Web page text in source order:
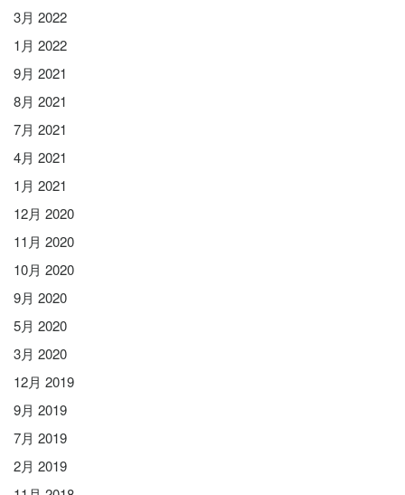
3月 2022
1月 2022
9月 2021
8月 2021
7月 2021
4月 2021
1月 2021
12月 2020
11月 2020
10月 2020
9月 2020
5月 2020
3月 2020
12月 2019
9月 2019
7月 2019
2月 2019